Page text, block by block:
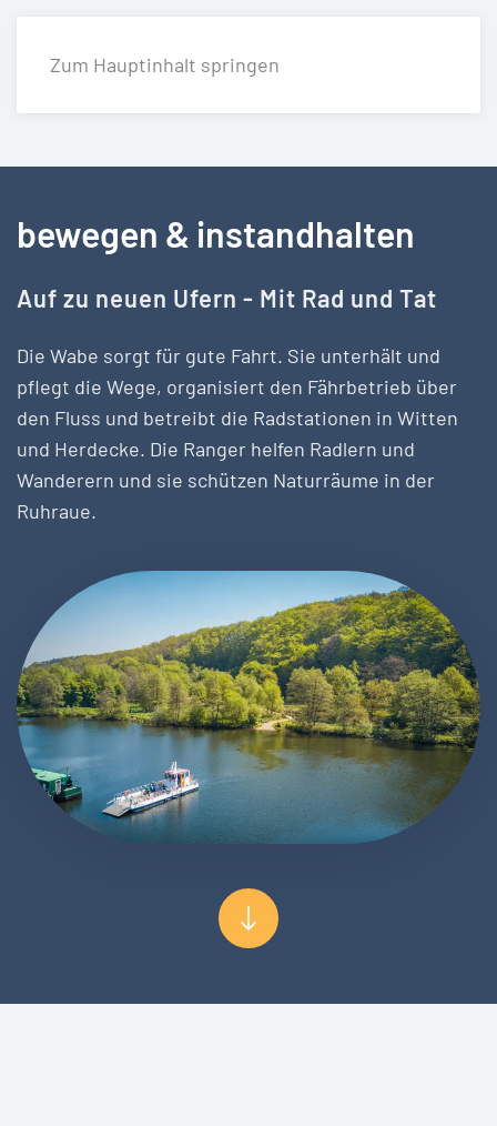
Zum Hauptinhalt springen
bewegen & instandhalten
Auf zu neuen Ufern - Mit Rad und Tat
Die Wabe sorgt für gute Fahrt. Sie unterhält und
pflegt die Wege, organisiert den Fährbetrieb über
den Fluss und betreibt die Radstationen in Witten
und Herdecke. Die Ranger helfen Radlern und
Wanderern und sie schützen Naturräume in der
Ruhraue.